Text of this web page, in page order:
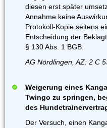
diesen erst später
Annahme keine
Protokoll-Kopie seitens
Entscheidung der
§ 130 Abs. 1 BGB.
AG Nördlingen, AZ: 2 C
Weigerung eines
Twingo zu springen,
des
Der Versuch, einen